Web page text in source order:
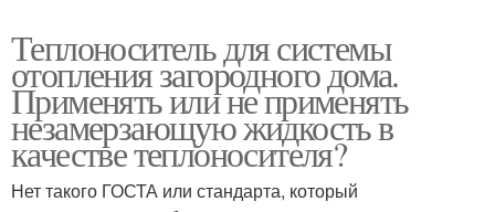
Теплоноситель для системы
отопления загородного дома.
Применять или не применять
незамерзающую жидкость в
качестве теплоносителя?
Нет такого ГОСТА или стандарта, который